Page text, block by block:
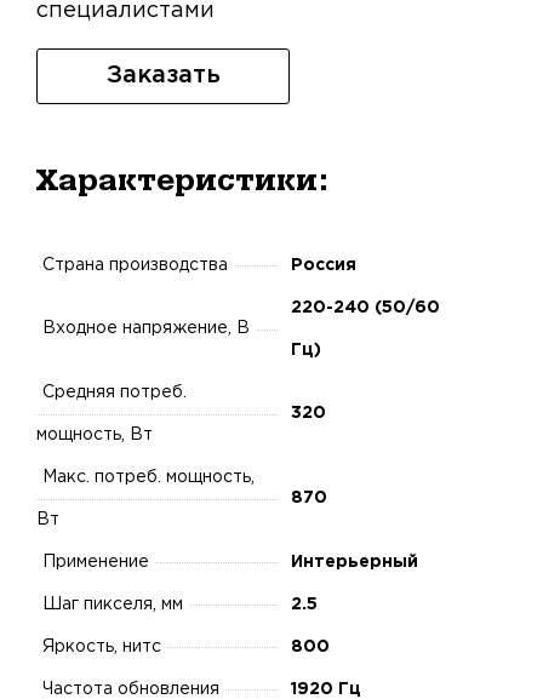
специалистами
Заказать
Характеристики:
Страна производства Россия
Входное напряжение, В
220-240 (50/60
Гц)
Средняя потреб.
мощность, Вт
320
Макс. потреб. мощность,
Вт
870
Применение Интерьерный
Шаг пикселя, мм 2.5
Яркость, нитс 800
Частота обновления 1920 Гц